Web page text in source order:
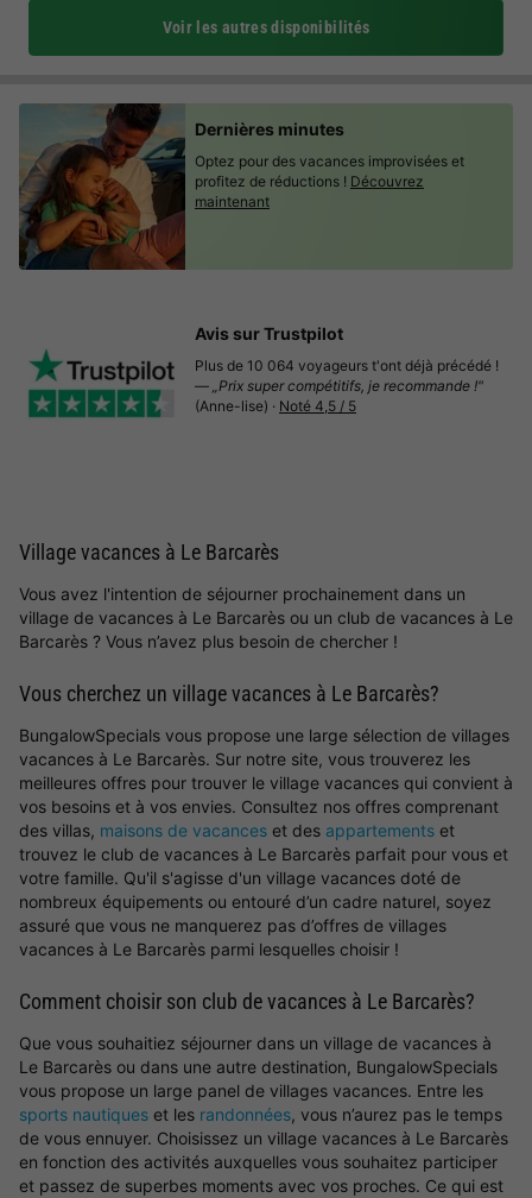
Voir les autres disponibilités
Dernières minutes
Optez pour des vacances improvisées et
profitez de réductions ! Découvrez
maintenant
Avis sur Trustpilot
Plus de 10 064 voyageurs t'ont déjà précédé !
— „Prix super compétitifs, je recommande !"
(Anne-lise) · Noté 4,5 / 5
Village vacances à Le Barcarès
Vous avez l'intention de séjourner prochainement dans un
village de vacances à Le Barcarès ou un club de vacances à Le
Barcarès ? Vous n’avez plus besoin de chercher !
Vous cherchez un village vacances à Le Barcarès?
BungalowSpecials vous propose une large sélection de villages
vacances à Le Barcarès. Sur notre site, vous trouverez les
meilleures offres pour trouver le village vacances qui convient à
vos besoins et à vos envies. Consultez nos offres comprenant
des villas, maisons de vacances et des appartements et
trouvez le club de vacances à Le Barcarès parfait pour vous et
votre famille. Qu'il s'agisse d'un village vacances doté de
nombreux équipements ou entouré d’un cadre naturel, soyez
assuré que vous ne manquerez pas d’offres de villages
vacances à Le Barcarès parmi lesquelles choisir !
Comment choisir son club de vacances à Le Barcarès?
Que vous souhaitiez séjourner dans un village de vacances à
Le Barcarès ou dans une autre destination, BungalowSpecials
vous propose un large panel de villages vacances. Entre les
sports nautiques et les randonnées, vous n’aurez pas le temps
de vous ennuyer. Choisissez un village vacances à Le Barcarès
en fonction des activités auxquelles vous souhaitez participer
et passez de superbes moments avec vos proches. Ce qui est